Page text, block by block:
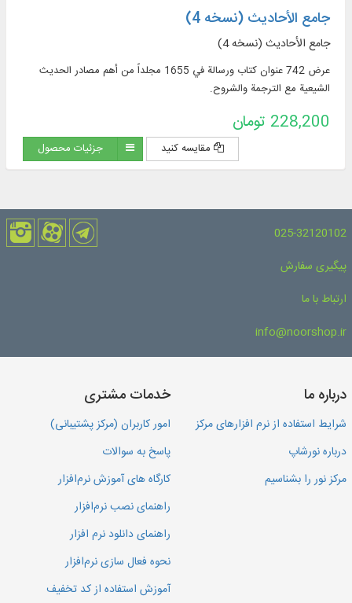
جامع الأحادیث (نسخه 4)
جامع الأحادیث (نسخه 4)
عرض 742 عنوان كتاب ورسالة في 1655 مجلداً من أهم مصادر الحديث
الشيعية مع الترجمة والشروح.
228,200 تومان
مقایسه کنید جزئیات محصول
025-32120102
پیگیری سفارش
ارتباط با ما
info@noorshop.ir
درباره ما
شرایط استفاده از نرم افزارهای مرکز
درباره نورشاپ
مرکز نور را بشناسیم
خدمات مشتری
امور کاربران (مرکز پشتیبانی)
پاسخ به سوالات
کارگاه های آموزش نرم‌افزار
راهنمای نصب نرم‌افزار
راهنمای دانلود نرم افزار
نحوه فعال سازی نرم‌افزار
آموزش استفاده از کد تخفیف